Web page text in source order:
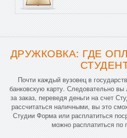
ДРУЖКОВКА: ГДЕ
Почти каждый вузовец в
банковскую карту. Следовательно вы
за заказ, переведя деньги на счет
рассчитаться наличными, вы это
Студии Форма или расплатиться
можно расплатиться по